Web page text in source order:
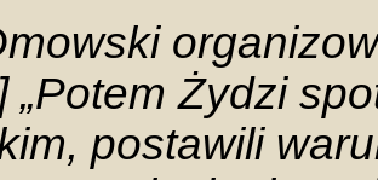
„Potem Żydzi
postawili